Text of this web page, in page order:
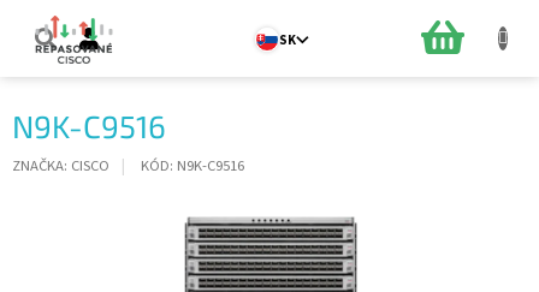
obsah
SK
N9K-C9516
ZNAČKA: CISCO KÓD: N9K-C9516